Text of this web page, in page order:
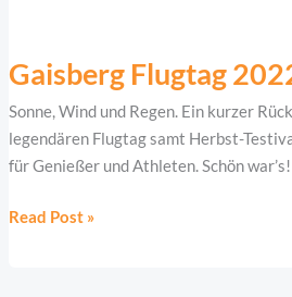
Gaisberg Flugtag
Sonne, Wind und Regen. Ein kurzer
legendären Flugtag samt Herbst-
für Genießer und Athleten. Schön war’s!
Flugtag
2022
Read Post »